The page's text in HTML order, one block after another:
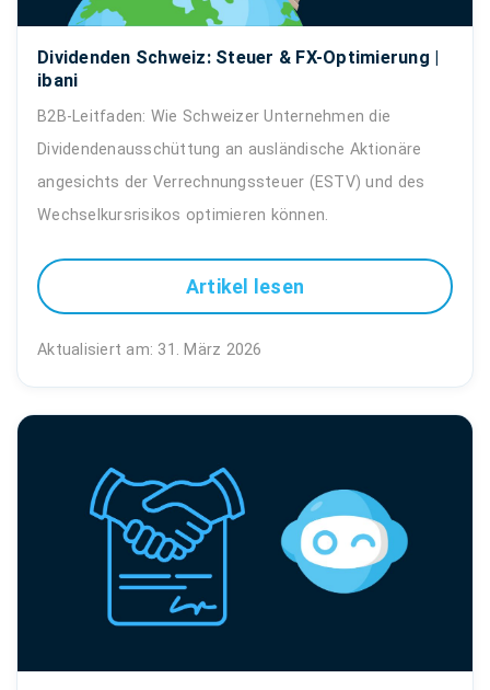
Dividenden Schweiz: Steuer & FX-Optimierung |
ibani
B2B-Leitfaden: Wie Schweizer Unternehmen die
Dividendenausschüttung an ausländische Aktionäre
angesichts der Verrechnungssteuer (ESTV) und des
Wechselkursrisikos optimieren können.
Artikel lesen
Aktualisiert am: 31. März 2026